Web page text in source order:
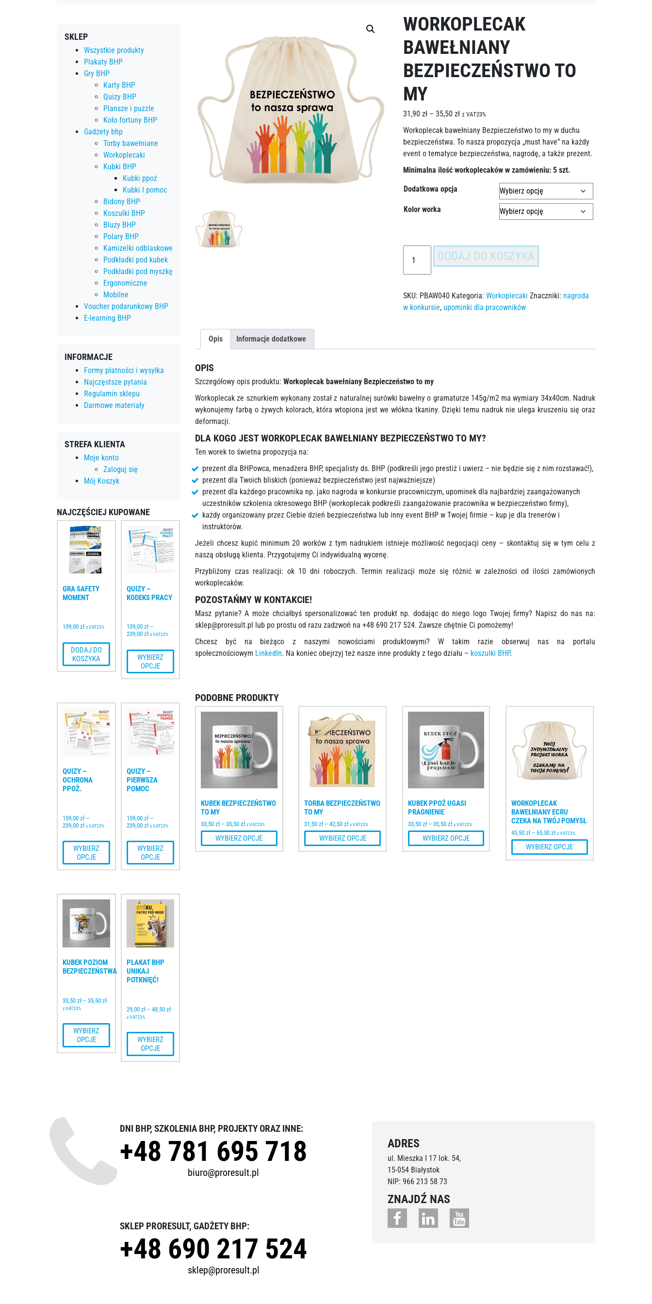
SKLEP
Wszystkie produkty
Plakaty BHP
Gry BHP
Karty BHP
Quizy BHP
Plansze i puzzle
Koło fortuny BHP
Gadżety bhp
Torby bawełniane
Workoplecaki
Kubki BHP
Kubki ppoż
Kubki I pomoc
Bidony BHP
Koszulki BHP
Bluzy BHP
Polary BHP
Kamizelki odblaskowe
Podkładki pod kubek
Podkładki pod myszkę
Ergonomiczne
Mobilne
Voucher podarunkowy BHP
E-learning BHP
INFORMACJE
Formy płatności i wysyłka
Najczęstsze pytania
Regulamin sklepu
Darmowe materiały
STREFA KLIENTA
Moje konto
Zaloguj się
Mój Koszyk
NAJCZĘŚCIEJ KUPOWANE
GRA SAFETY
MOMENT
139,00 zł z VAT23%
KOSZYKA
QUIZY –
KODEKS PRACY
139,00 zł –
239,00 zł z VAT23%
WYBIERZ
OPCJE
QUIZY –
OCHRONA
PPOŻ.
159,00 zł –
239,00 zł z VAT23%
WYBIERZ
OPCJE
QUIZY –
PIERWSZA
POMOC
159,00 zł –
239,00 zł z VAT23%
WYBIERZ
OPCJE
KUBEK POZIOM
BEZPIECZEŃSTWA
33,50 zł – 35,50 zł
z VAT23%
WYBIERZ
OPCJE
PLAKAT BHP
UNIKAJ
POTKNIĘĆ!
29,00 zł – 48,50 zł
z VAT23%
WYBIERZ
OPCJE
WORKOPLECAK
BAWEŁNIANY
BEZPIECZEŃSTWO TO
MY
31,90 zł – 35,50 zł z VAT23%
Workoplecak bawełniany Bezpieczeństwo to my w duchu
bezpieczeństwa. To nasza propozycja „must have” na każdy
event o tematyce bezpieczeństwa, nagrodę, a także prezent.
Minimalna ilość workoplecaków w zamówieniu: 5 szt.
Dodatkowa opcja
Kolor worka
DODAJ DO KOSZYKA
SKU: PBAW040 Kategoria: Workoplecaki Znaczniki: nagroda
w konkursie, upominki dla pracowników
Opis Informacje dodatkowe
OPIS
Szczegółowy opis produktu: Workoplecak bawełniany Bezpieczeństwo to my
Workoplecak ze sznurkiem wykonany został z naturalnej surówki bawełny o gramaturze 145g/m2 ma wymiary 34x40cm. Nadruk
wykonujemy farbą o żywych kolorach, która wtopiona jest we włókna tkaniny. Dzięki temu nadruk nie ulega kruszeniu się oraz
deformacji.
DLA KOGO JESTWORKOPLECAK BAWEŁNIANY BEZPIECZEŃSTWO TO MY?
Ten worek to świetna propozycja na:
prezent dla BHPowca, menadżera BHP, specjalisty ds. BHP (podkreśli jego prestiż i uwierz – nie będzie się z nim rozstawać!),
prezent dla Twoich bliskich (ponieważ bezpieczeństwo jest najważniejsze)
prezent dla każdego pracownika np. jako nagroda w konkursie pracowniczym, upominek dla najbardziej zaangażowanych
uczestników szkolenia okresowego BHP (workoplecak podkreśli zaangażowanie pracownika w bezpieczeństwo firmy),
każdy organizowany przez Ciebie dzień bezpieczeństwa lub inny event BHP w Twojej firmie – kup je dla trenerów i
instruktorów.
Jeżeli chcesz kupić minimum 20 worków z tym nadrukiem istnieje możliwość negocjacji ceny – skontaktuj się w tym celu z
naszą obsługą klienta. Przygotujemy Ci indywidualną wycenę.
Przybliżony czas realizacji: ok 10 dni roboczych. Termin realizacji może się różnić w zależności od ilości zamówionych
workoplecaków.
POZOSTAŃMY W KONTAKCIE!
Masz pytanie? A może chciałbyś spersonalizować ten produkt np. dodając do niego logo Twojej firmy? Napisz do nas na:
sklep@proresult.pl lub po prostu od razu zadzwoń na +48 690 217 524. Zawsze chętnie Ci pomożemy!
Chcesz być na bieżąco z naszymi nowościami produktowymi? W takim razie obserwuj nas na portalu
społecznościowym LinkedIn. Na koniec obejrzyj też nasze inne produkty z tego działu – koszulki BHP.
PODOBNE PRODUKTY
KUBEK BEZPIECZEŃSTWO
TO MY
33,50 zł – 35,50 zł z VAT23%
WYBIERZ OPCJE
TORBA BEZPIECZEŃSTWO
TO MY
31,50zł – 42,50zł z VAT23%
WYBIERZ OPCJE
KUBEK PPOŻ UGASI
PRAGNIENIE
33,50 zł – 35,50 zł z VAT23%
WYBIERZ OPCJE
WORKOPLECAK
BAWEŁNIANY ECRU
CZEKA NA TWÓJ POMYSŁ
45,50 zł – 65,50 zł z VAT23%
WYBIERZ OPCJE
DNI BHP, SZKOLENIA BHP, PROJEKTY ORAZ INNE:
+48 781 695 718
biuro@proresult.pl
SKLEP PRORESULT, GADŻETY BHP:
+48 690 217 524
sklep@proresult.pl
ADRES
ul. Mieszka I 17 lok. 54,
15-054 Białystok
NIP: 966 213 58 73
ZNAJDŹ NAS